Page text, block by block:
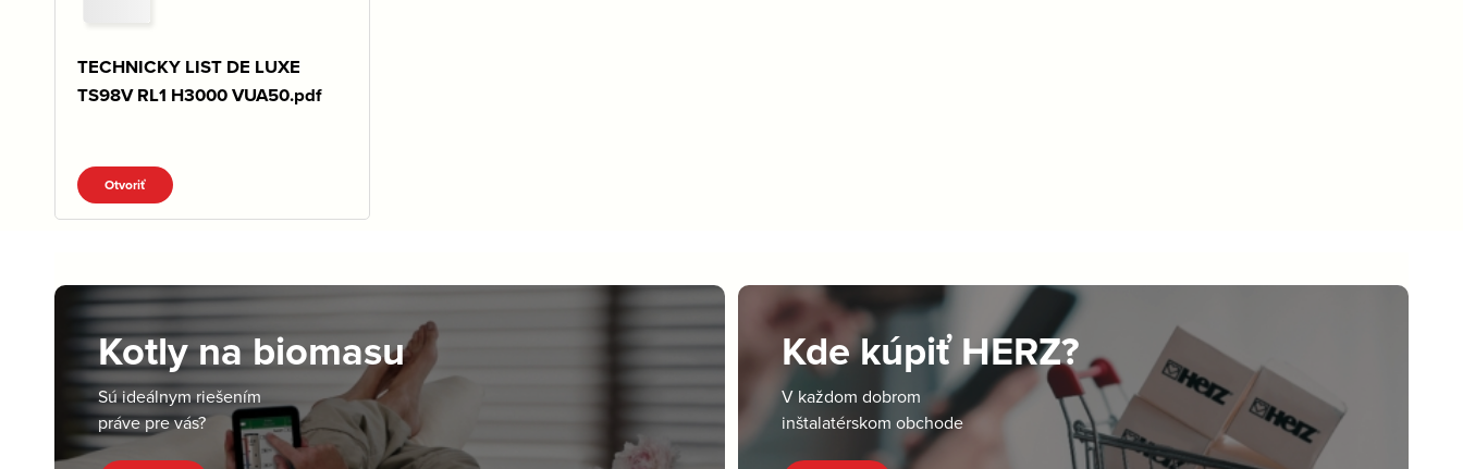
TECHNICKY LIST DE LUXE
TS98V RL1 H3000 VUA50.pdf
Otvoriť
Kotly na biomasu
Sú ideálnym riešením
práve pre vás?
Kde kúpiť HERZ?
V každom dobrom
inštalatérskom obchode